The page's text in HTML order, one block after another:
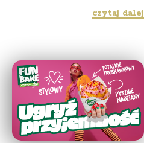
czytaj dalej